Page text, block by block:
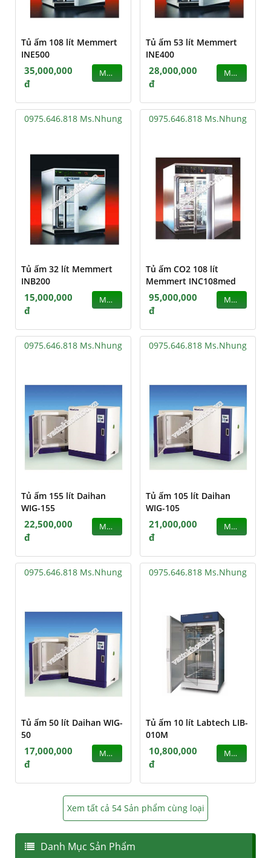
Tủ ấm 108 lít Memmert
INE500
35,000,000
đ
MUA
Tủ ấm 53 lít Memmert
INE400
28,000,000
đ
MUA
0975.646.818 Ms.Nhung
Tủ ấm 32 lít Memmert
INB200
15,000,000
đ
MUA
0975.646.818 Ms.Nhung
Tủ ấm CO2 108 lít
Memmert INC108med
95,000,000
đ
MUA
0975.646.818 Ms.Nhung
Tủ ấm 155 lít Daihan
WIG-155
22,500,000
đ
MUA
0975.646.818 Ms.Nhung
Tủ ấm 105 lít Daihan
WIG-105
21,000,000
đ
MUA
0975.646.818 Ms.Nhung
Tủ ấm 50 lít Daihan WIG-
50
17,000,000
đ
MUA
0975.646.818 Ms.Nhung
Tủ ấm 10 lít Labtech LIB-
010M
10,800,000
đ
MUA
Xem tất cả 54 Sản phẩm cùng loại
Danh Mục Sản Phẩm